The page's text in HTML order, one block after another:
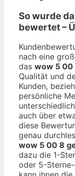
So wurde
bewertet –
nach eine
das wow 5 00
Qualität und
Kunden,
persönliche
auch über
diese
genau
wow 5 00 8
dazu die 1-
oder 5-